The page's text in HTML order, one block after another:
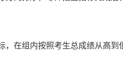
在组内按照考生总成绩从高到